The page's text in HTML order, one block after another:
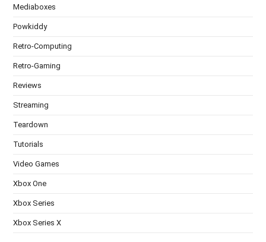
Mediaboxes
Powkiddy
Retro-Computing
Retro-Gaming
Reviews
Streaming
Teardown
Tutorials
Video Games
Xbox One
Xbox Series
Xbox Series X